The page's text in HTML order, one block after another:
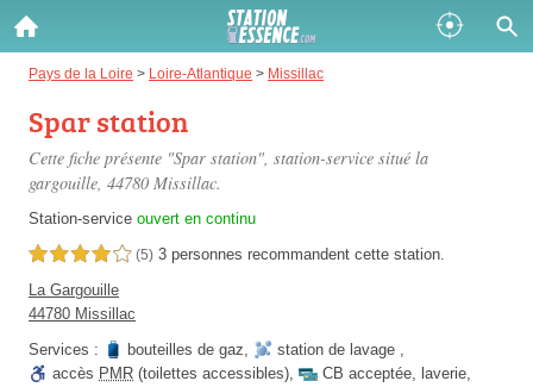
Pays de la Loire > Loire-Atlantique > Missillac
Spar station
Cette fiche présente "Spar station", station-service situé la
gargouille, 44780 Missillac.
Station-service ouvert en continu
4,0 étoiles sur 5 (5) 3 personnes recommandent cette station.
La Gargouille
44780 Missillac
Services :
bouteilles de gaz, station de lavage ,
accès PMR (toilettes accessibles), CB acceptée, laverie,
Gazole :
Disponible
SP 98 :
Disponible
SP 95 :
Disponible